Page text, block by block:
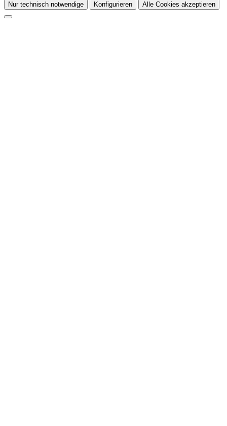
Nur technisch notwendige Konfigurieren Alle Cookies akzeptieren